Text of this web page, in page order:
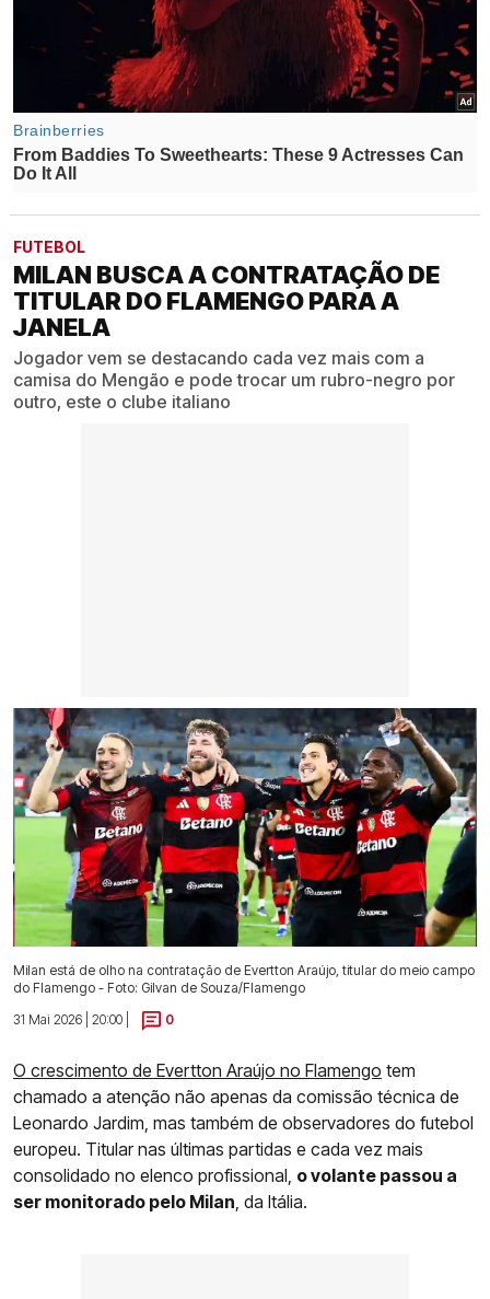
FUTEBOL
MILAN BUSCA A CONTRATAÇÃO DE
TITULAR DO FLAMENGO PARA A
JANELA
Jogador vem se destacando cada vez mais com a
camisa do Mengão e pode trocar um rubro-negro por
outro, este o clube italiano
Milan está de olho na contratação de Evertton Araújo, titular do meio campo
do Flamengo - Foto: Gilvan de Souza/Flamengo
31 Mai 2026 | 20:00 |
0
O crescimento de Evertton Araújo no Flamengo tem
chamado a atenção não apenas da comissão técnica de
Leonardo Jardim, mas também de observadores do futebol
europeu. Titular nas últimas partidas e cada vez mais
consolidado no elenco profissional, o volante passou a
ser monitorado pelo Milan , da Itália.